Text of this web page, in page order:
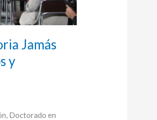
Jamás
y
Doctorado en